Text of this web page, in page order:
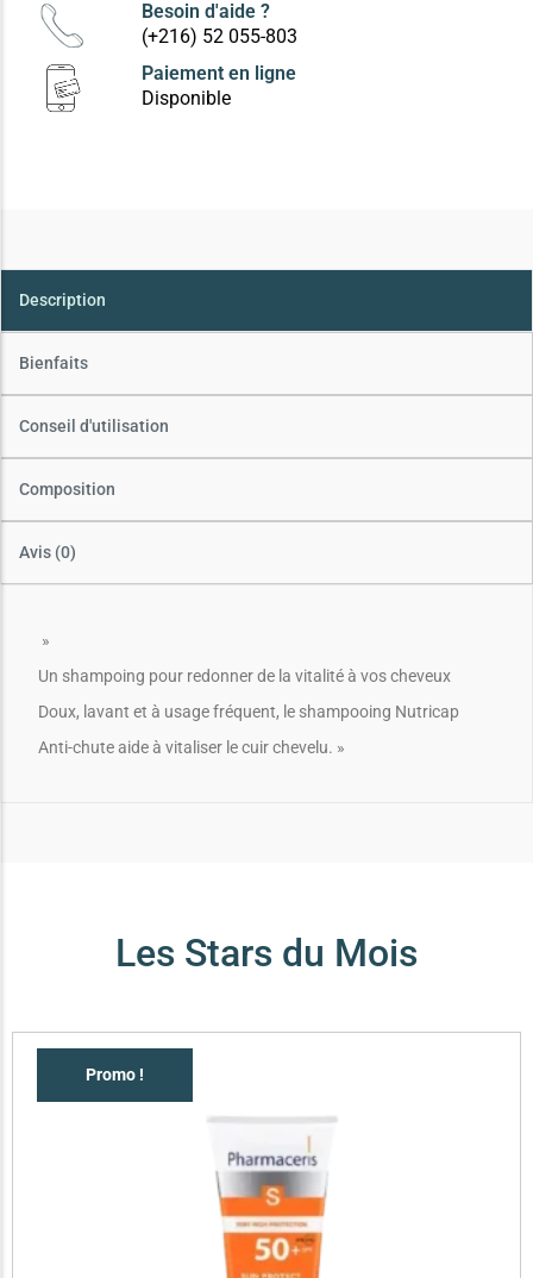
Besoin d'aide ?
(+216) 52 055-803
Paiement en ligne
Disponible
Composition
Conseil d'utilisation
Bienfaits
Description
Avis (0)
»
Un shampoing pour redonner de la vitalité à vos cheveux
Doux, lavant et à usage fréquent, le shampooing Nutricap
Anti-chute aide à vitaliser le cuir chevelu. »
Les Stars du Mois
Promo !